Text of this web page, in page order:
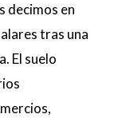
decimos en
tras una
El suelo